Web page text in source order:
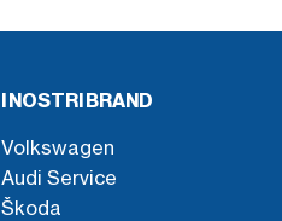
I NOSTRI BRAND
Volkswagen
Audi Service
Škoda